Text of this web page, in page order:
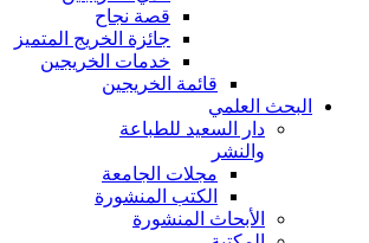
قصة نجاح
جائزة الخريج المتميز
خدمات الخريجين
قائمة الخريجين
البحث العلمي
دار السعيد للطباعة
والنشر
مجلات الجامعة
الكتب المنشورة
الأبحاث المنشورة